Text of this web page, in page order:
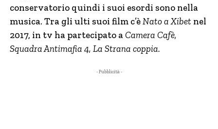
conservatorio quindi i suoi esordi sono nella
musica. Tra gli ulti suoi film c’èNato a Xibet nel
2017, in tv ha partecipato aCamera Cafè,
Squadra Antimafia 4, La Strana coppia.
- Pubblicità -